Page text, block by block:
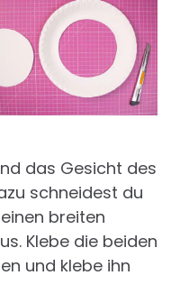
das Gesicht des
schneidest du
breiten
Klebe die beiden
und klebe ihn